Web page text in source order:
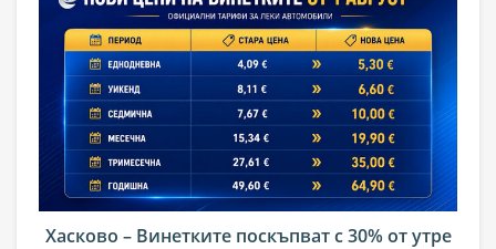
Хасково – Винетките поскъпват с 30% от утре